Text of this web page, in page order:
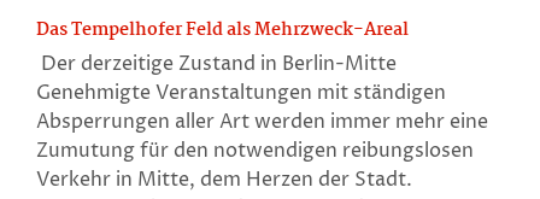
Das Tempelhofer Feld als Mehrzweck-Areal
Der derzeitige Zustand in Berlin-Mitte
Genehmigte Veranstaltungen mit ständigen
Absperrungen aller Art werden immer mehr eine
Zumutung für den notwendigen reibungslosen
Verkehr in Mitte, dem Herzen der Stadt.